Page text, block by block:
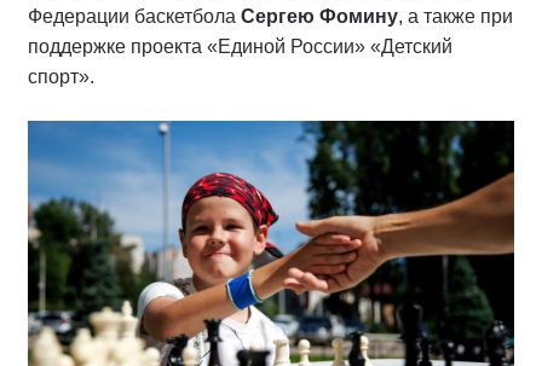
Федерации баскетбола Сергею Фомину, а также при
поддержке проекта «Единой России» «Детский
спорт».